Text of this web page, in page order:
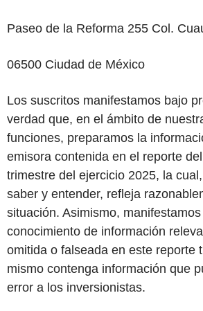
Paseo de la Reforma 255 Col.
06500 Ciudad de México
Los suscritos manifestamos bajo
verdad que, en el ámbito de
funciones, preparamos la
emisora contenida en el reporte del
trimestre del ejercicio 2025, la cual,
saber y entender, refleja
situación. Asimismo, manifestamos
conocimiento de información
omitida o falseada en este reporte
mismo contenga información que
error a los inversionistas.